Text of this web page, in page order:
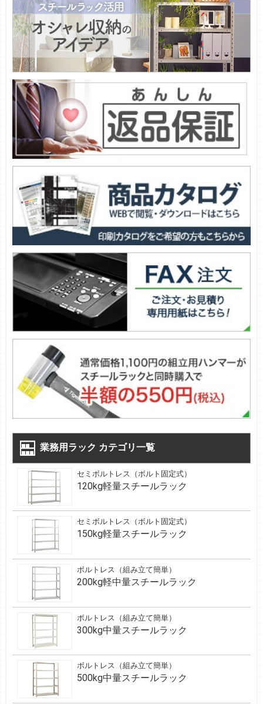
業務用ラック カテゴリ一覧
セミボルトレス（ボルト固定式）
120kg軽量スチールラック
セミボルトレス（ボルト固定式）
150kg軽量スチールラック
ボルトレス（組み立て簡単）
200kg軽中量スチールラック
ボルトレス（組み立て簡単）
300kg中量スチールラック
ボルトレス（組み立て簡単）
500kg中量スチールラック